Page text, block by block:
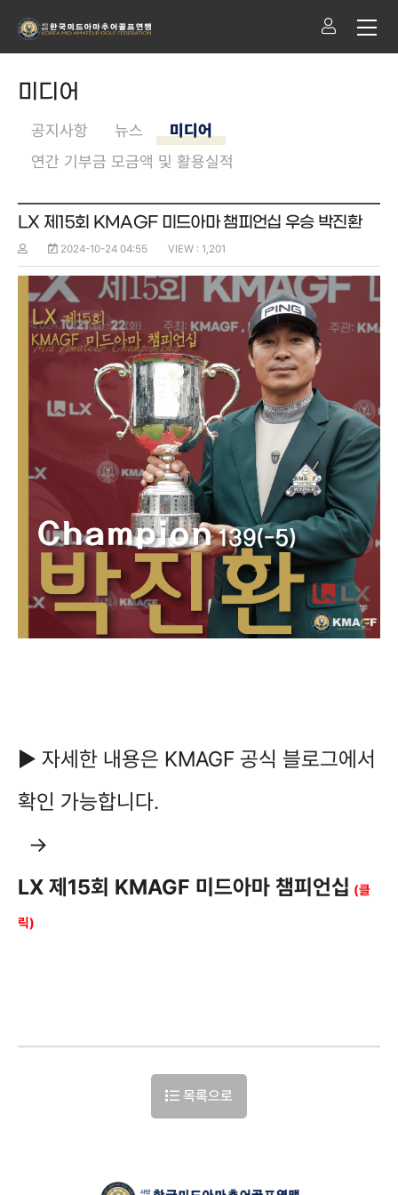
미디어
공지사항 뉴스
미디어
연간 기부금 모금액 및 활용실적
LX 제15회 KMAGF 미드아마 챔피언십 우승 박진환
2024-10-24 04:55 VIEW : 1,201
▶ 자세한 내용은 KMAGF 공식 블로그에서
확인 가능합니다.
→
LX 제15회 KMAGF 미드아마 챔피언십 (클
릭)
목록으로